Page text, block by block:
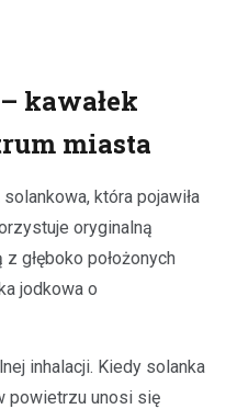
kawałek
miasta
która pojawiła
oryginalną
głęboko położonych
jodkowa o
inhalacji. Kiedy solanka
powietrzu unosi się